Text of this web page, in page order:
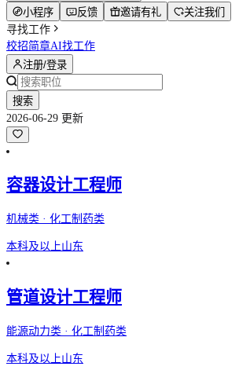
小程序 反馈 邀请有礼
关注我们
寻找工作
校招简章AI找工作
注册/登录
搜索
2026-06-29 更新
容器设计工程师
机械类 · 化工制药类
本科及以上山东
管道设计工程师
能源动力类 · 化工制药类
本科及以上山东